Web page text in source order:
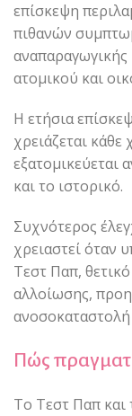
επίσκεψη
πιθανών
αναπαραγωγικής
ατομικού και
Η ετήσια
χρειάζεται κάθε
εξατομικεύεται
και το ιστορικό.
Συχνότερος
χρειαστεί όταν
Τεστ Παπ,
αλλοίωσης,
ανοσοκαταστολή
Πώς
Το Τεστ Παπ και